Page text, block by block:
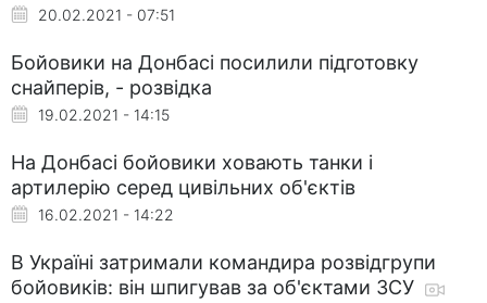
20.02.2021 - 07:51
Бойовики на Донбасі посилили підготовку
снайперів, - розвідка
19.02.2021 - 14:15
На Донбасі бойовики ховають танки і
артилерію серед цивільних об'єктів
16.02.2021 - 14:22
В Україні затримали командира розвідгрупи
бойовиків: він шпигував за об'єктами ЗСУ